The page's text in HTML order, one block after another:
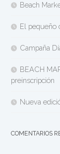
Beach
El pequeño
Campaña
BEACH
preinscripción
Nueva
COMENTARIOS